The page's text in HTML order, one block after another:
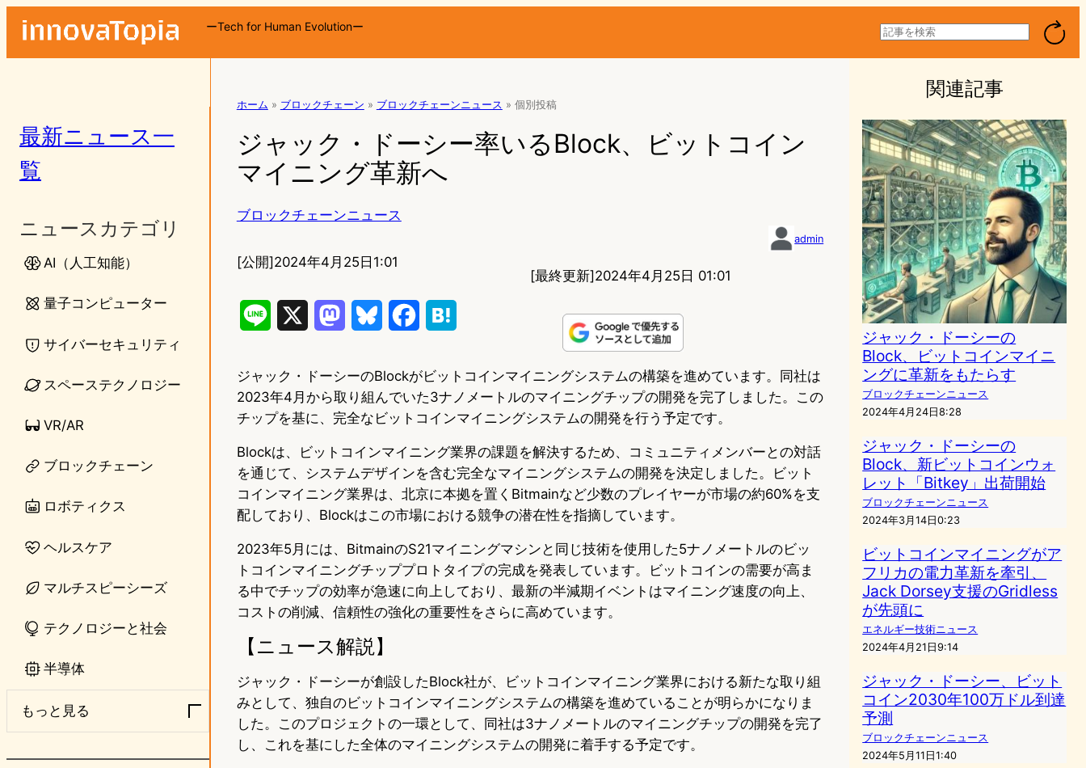
ーTech for Human Evolutionー
検
索
最新ニュース一
覧
ニュースカテゴリ
AI（人工知能）
量子コンピューター
サイバーセキュリティ
スペーステクノロジー
VR/AR
ブロックチェーン
ロボティクス
ヘルスケア
マルチスピーシーズ
テクノロジーと社会
半導体
もっと見る
ホーム » ブロックチェーン » ブロックチェーンニュース » 個別投稿
ジャック・ドーシー率いるBlock、ビットコイン
マイニング革新へ
ブロックチェーンニュース
admin
[公開]2024年4月25日1:01
[最終更新]2024年4月25日 01:01
n
e
s
t
d
o
u
e
k
y
c
e
o
o
t
e
a
ジャック・ドーシーのBlockがビットコインマイニングシステムの構築を進めています。同社は
2023年4月から取り組んでいた3ナノメートルのマイニングチップの開発を完了しました。この
チップを基に、完全なビットコインマイニングシステムの開発を行う予定です。
Blockは、ビットコインマイニング業界の課題を解決するため、コミュニティメンバーとの対話
を通じて、システムデザインを含む完全なマイニングシステムの開発を決定しました。ビット
コインマイニング業界は、北京に本拠を置くBitmainなど少数のプレイヤーが市場の約60%を支
配しており、Blockはこの市場における競争の潜在性を指摘しています。
2023年5月には、BitmainのS21マイニングマシンと同じ技術を使用した5ナノメートルのビッ
トコインマイニングチッププロトタイプの完成を発表しています。ビットコインの需要が高ま
る中でチップの効率が急速に向上しており、最新の半減期イベントはマイニング速度の向上、
コストの削減、信頼性の強化の重要性をさらに高めています。
【ニュース解説】
ジャック・ドーシーが創設したBlock社が、ビットコインマイニング業界における新たな取り組
みとして、独自のビットコインマイニングシステムの構築を進めていることが明らかになりま
した。このプロジェクトの一環として、同社は3ナノメートルのマイニングチップの開発を完了
し、これを基にした全体のマイニングシステムの開発に着手する予定です。
関連記事
ジャック・ドーシーの
Block、ビットコインマイニ
ングに革新をもたらす
ブロックチェーンニュース
2024年4月24日8:28
ジャック・ドーシーの
Block、新ビットコインウォ
レット「Bitkey」出荷開始
ブロックチェーンニュース
2024年3月14日0:23
ビットコインマイニングがア
フリカの電力革新を牽引、
Jack Dorsey支援のGridless
が先頭に
エネルギー技術ニュース
2024年4月21日9:14
ジャック・ドーシー、ビット
コイン2030年100万ドル到達
予測
ブロックチェーンニュース
2024年5月11日1:40